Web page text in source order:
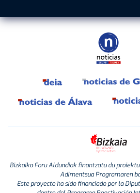
Bizkaiko Foru Aldundiak finantzatu du
Adimentsua Programaren
Este proyecto ha sido financiado por la